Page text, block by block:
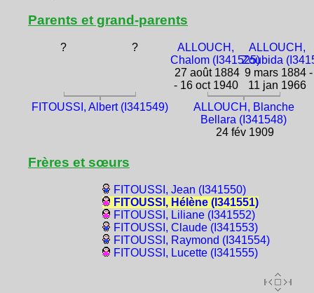
Parents et grand-parents
? ?
ALLOUCH,
Chalom (I341525)
27 août 1884
- 16 oct 1940
ALLOUCH,
Zoubida
9 mars 1884 -
11 jan 1966
FITOUSSI, Albert (I341549)
ALLOUCH, Blanche
Bellara (I341548)
24 fév 1909
Frères et sœurs
FITOUSSI, Jean (I341550)
FITOUSSI, Hélène (I341551)
FITOUSSI, Liliane (I341552)
FITOUSSI, Claude (I341553)
FITOUSSI, Raymond (I341554)
FITOUSSI, Lucette (I341555)